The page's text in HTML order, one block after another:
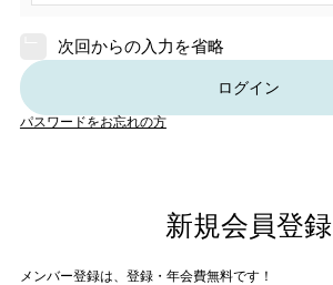
次回からの入力を省略
ログイン
パスワードをお忘れの方
新規会員登録
メンバー登録は、登録・年会費無料です！